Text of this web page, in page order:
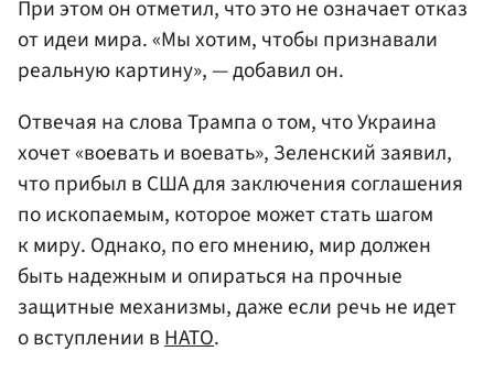
При этом он отметил, что это не означает отказ
от идеи мира. «Мы хотим, чтобы признавали
реальную картину», — добавил он.
Отвечая на слова Трампа о том, что Украина
хочет «воевать и воевать», Зеленский заявил,
что прибыл в США для заключения соглашения
по ископаемым, которое может стать шагом
к миру. Однако, по его мнению, мир должен
быть надежным и опираться на прочные
защитные механизмы, даже если речь не идет
о вступлении вНАТО.